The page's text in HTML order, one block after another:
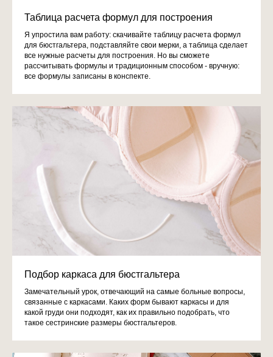
Таблица расчета формул для построения
Я упростила вам работу: скачивайте таблицу расчета формул
для бюстгальтера, подставляйте свои мерки, а таблица сделает
все нужные расчеты для построения. Но вы сможете
рассчитывать формулы и традиционным способом - вручную:
все формулы записаны в конспекте.
Подбор каркаса для бюстгальтера
Замечательный урок, отвечающий на самые больные вопросы,
связанные с каркасами. Каких форм бывают каркасы и для
какой груди они подходят, как их правильно подобрать, что
такое сестринские размеры бюстгальтеров.